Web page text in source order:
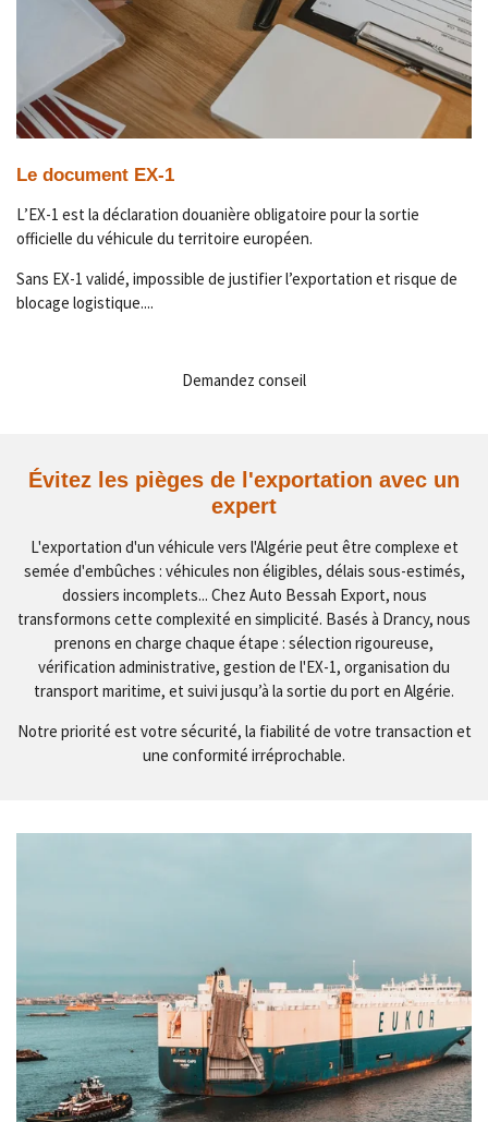
Le document EX-1
L’EX-1 est la déclaration douanière obligatoire pour la sortie
officielle du véhicule du territoire européen.
Sans EX-1 validé, impossible de justifier l’exportation et risque de
blocage logistique....
Demandez conseil
Évitez les pièges de l'exportation avec un
expert
L'exportation d'un véhicule vers l'Algérie peut être complexe et
semée d'embûches : véhicules non éligibles, délais sous-estimés,
dossiers incomplets... Chez Auto Bessah Export, nous
transformons cette complexité en simplicité. Basés à Drancy, nous
prenons en charge chaque étape : sélection rigoureuse,
vérification administrative, gestion de l'EX-1, organisation du
transport maritime, et suivi jusqu’à la sortie du port en Algérie.
Notre priorité est votre sécurité, la fiabilité de votre transaction et
une conformité irréprochable.